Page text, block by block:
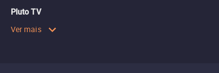
Pluto TV
Ver mais